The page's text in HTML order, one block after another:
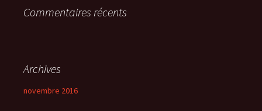
:Commentaires récents
Archives
novembre 2016